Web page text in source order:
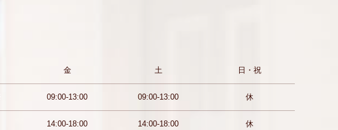
金 土 日・祝
09:00-13:00 09:00-13:00 休
14:00-18:00 14:00-18:00 休